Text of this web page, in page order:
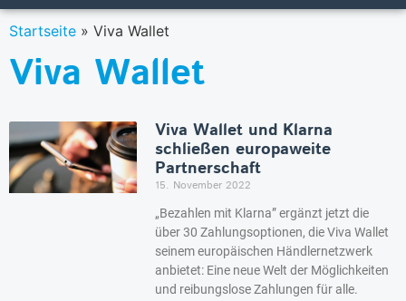
Startseite » Viva Wallet
Viva Wallet
Viva Wallet und Klarna
schließen europaweite
Partnerschaft
15. November 2022
„Bezahlen mit Klarna” ergänzt jetzt die
über 30 Zahlungsoptionen, die Viva Wallet
seinem europäischen Händlernetzwerk
anbietet: Eine neue Welt der Möglichkeiten
und reibungslose Zahlungen für alle.